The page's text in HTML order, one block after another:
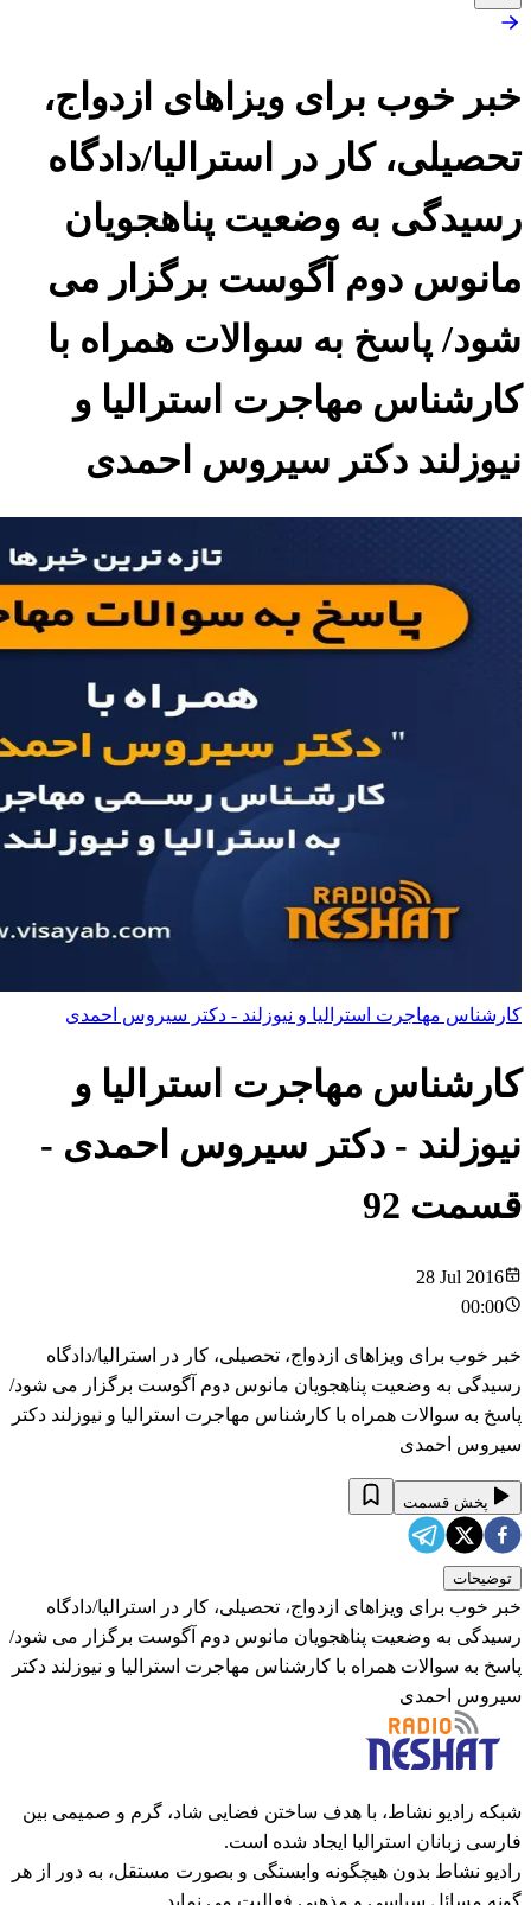
خبر خوب برای ویزاهای ازدواج،
تحصیلی، کار در استرالیا/دادگاه
رسیدگی به وضعیت پناهجویان
مانوس دوم آگوست برگزار می
شود/ پاسخ به سوالات همراه با
کارشناس مهاجرت استرالیا و
نیوزلند دکتر سیروس احمدی
کارشناس مهاجرت استرالیا و نیوزلند - دکتر سیروس احمدی
کارشناس مهاجرت استرالیا و
نیوزلند - دکتر سیروس احمدی -
قسمت 92
28 Jul 2016
00:00
خبر خوب برای ویزاهای ازدواج، تحصیلی، کار در استرالیا/دادگاه
رسیدگی به وضعیت پناهجویان مانوس دوم آگوست برگزار می شود/
پاسخ به سوالات همراه با کارشناس مهاجرت استرالیا و نیوزلند دکتر
سیروس احمدی
پخش قسمت
توضیحات
خبر خوب برای ویزاهای ازدواج، تحصیلی، کار در استرالیا/دادگاه
رسیدگی به وضعیت پناهجویان مانوس دوم آگوست برگزار می شود/
پاسخ به سوالات همراه با کارشناس مهاجرت استرالیا و نیوزلند دکتر
سیروس احمدی
شبکه رادیو نشاط، با هدف ساختن فضایی شاد، گرم و صمیمی بین
فارسی زبانان استرالیا ایجاد شده است.
رادیو نشاط بدون هیچگونه وابستگی و بصورت مستقل، به دور از هر
گونه مسائل سیاسی و مذهبی فعالیت می نماید.